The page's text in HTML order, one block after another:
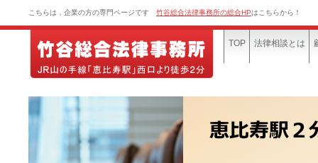
こちらは，企業の方の専門ページです 竹谷総合法律事務所の総合HPはこちらから！
TOP 法律相談とは